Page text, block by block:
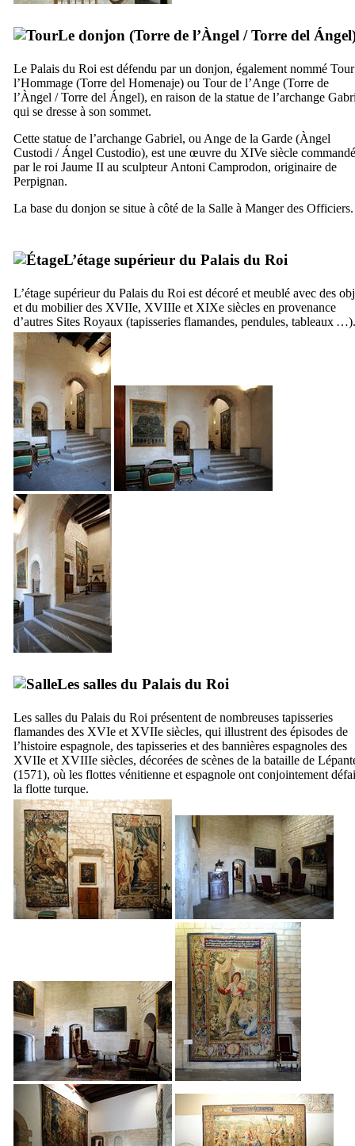
Le donjon (Torre de l’Àngel /Torre del Ángel
Le Palais du Roi est défendu par un donjon, également nommé
l’Hommage (Torre del Homenaje) ou Tour de l’Ange (Torre de
l’Àngel /Torre del Ángel), en raison de la statue de l’archange
qui se dresse à son sommet.
Cette statue de l’archange Gabriel, ou Ange de la Garde (Àngel
Custodi / Ángel Custodio), est une œuvre du XIVe siècle
par le roi Jaume II au sculpteur Antoni Camprodon, originaire de
Perpignan.
La base du donjon se situe à côté de la Salle à Manger des Officiers.
L’étage supérieur du Palais du Roi
L’étage supérieur du Palais du Roi est décoré et meublé avec des
et du mobilier des XVIIe, XVIIIe et XIXe siècles en provenance
d’autres Sites Royaux (tapisseries flamandes, pendules, tableaux …).
Les salles du Palais du Roi
Les salles du Palais du Roi présentent de nombreuses tapisseries
flamandes des XVIe et XVIIe siècles, qui illustrent des épisodes de
l’histoire espagnole, des tapisseries et des bannières espagnoles des
XVIIe et XVIIIe siècles, décorées de scènes de la bataille de
(1571), où les flottes vénitienne et espagnole ont conjointement
la flotte turque.